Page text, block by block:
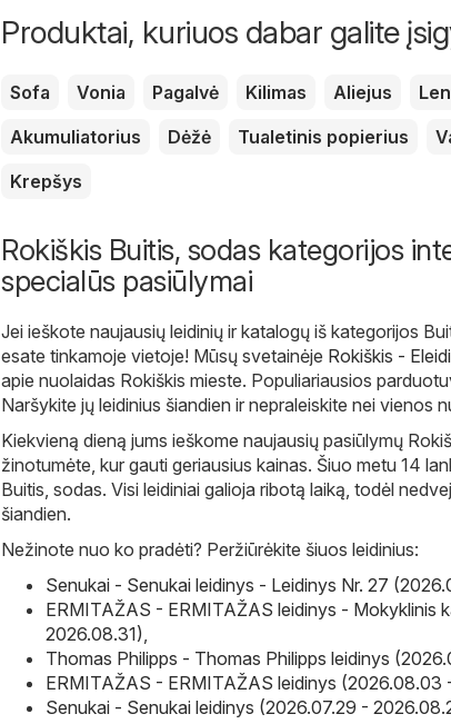
Produktai, kuriuos dabar galite
Sofa Vonia Pagalvė Kilimas Aliejus
Akumuliatorius
Dėžė Tualetinis popierius
Krepšys
Rokiškis Buitis, sodas kategorijos
specialūs pasiūlymai
Jei ieškote naujausių leidinių ir katalogų iš kategorijos
esate tinkamoje vietoje! Mūsų svetainėje Rokiškis -
apie nuolaidas Rokiškis mieste. Populiariausios
Naršykite jų leidinius šiandien ir nepraleiskite nei vienos
Kiekvieną dieną jums ieškome naujausių pasiūlymų
žinotumėte, kur gauti geriausius kainas. Šiuo metu 14
Buitis, sodas. Visi leidiniai galioja ribotą laiką, todėl
šiandien.
Nežinote nuo ko pradėti? Peržiūrėkite šiuos leidinius:
Senukai - Senukai leidinys - Leidinys Nr. 27
ERMITAŽAS - ERMITAŽAS leidinys - Mokyklinis
2026.08.31)
Thomas Philipps - Thomas Philipps leidinys
ERMITAŽAS - ERMITAŽAS leidinys (2026.08.03
Senukai - Senukai leidinys (2026.07.29 -